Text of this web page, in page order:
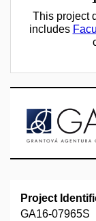
This project
includes
Project
GA16-07965S